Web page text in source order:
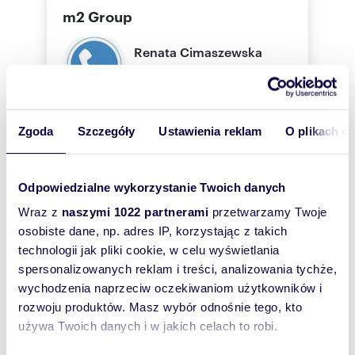
Zgoda Szczegóły Ustawienia reklam O plikach
Odpowiedzialne wykorzystanie Twoich danych
Wraz z naszymi 1022 partnerami przetwarzamy Twoje
osobiste dane, np. adres IP, korzystając z takich
technologii jak pliki cookie, w celu wyświetlania
spersonalizowanych reklam i treści, analizowania tychże,
wychodzenia naprzeciw oczekiwaniom użytkowników i
rozwoju produktów. Masz wybór odnośnie tego, kto
używa Twoich danych i w jakich celach to robi.
jednocześnie chcących cieszyć się urokami
miasta.
Doskonała propozycja dla rodziny z dzieckiem.
Idealne dla singla lub pary, potrzebującej
pomieszczenia do pracy w trybie "home ofice".
Mieszkanie doskonałe również jako inwestycja
lokalizację. Mieszkanie nigdy nie straci na
wartości.
DLA KONKRETNYCH KLIENTÓW WŁAŚCICIEL
Serdecznie polecam i zachęcam do obejrzenia
nieruchomości.
Oferta wysłana z programu dla biur
nieruchomości ASARI CRM (asaricrm.com)
m2 Group
Renata Cimaszewska
790 74 Pokaż telefon
bezpłatnie
Zatwierdź